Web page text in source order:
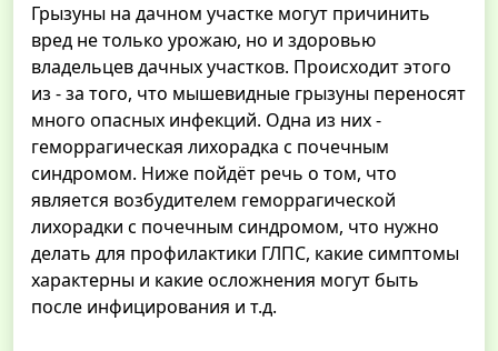
Грызуны на дачном участке могут причинить
вред не только урожаю, но и здоровью
владельцев дачных участков. Происходит этого
из - за того, что мышевидные грызуны переносят
много опасных инфекций. Одна из них -
геморрагическая лихорадка с почечным
синдромом. Ниже пойдёт речь о том, что
является возбудителем геморрагической
лихорадки с почечным синдромом, что нужно
делать для профилактики ГЛПС, какие симптомы
характерны и какие осложнения могут быть
после инфицирования и т.д.